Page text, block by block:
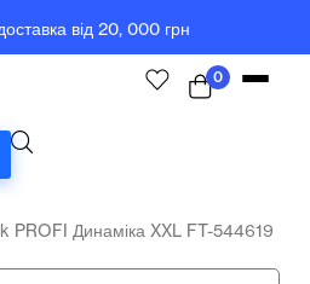
від 20, 000 грн
0
PROFI Динаміка XXL FT-544619